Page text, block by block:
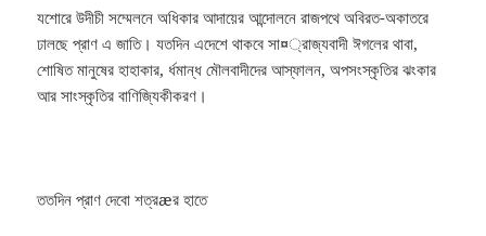
যশোরে উদীচী সম্মেলনে অধিকার আদায়ের আন্দোলনে রাজপথে অবিরত-অকাতরে
ঢালছে প্রাণ এ জাতি। যতদিন এদেশে থাকবে সা¤্রাজ্যবাদী ঈগলের থাবা,
শোষিত মানুষের হাহাকার, র্ধমান্ধ মৌলবাদীদের আস্ফালন, অপসংস্কৃতির ঝংকার
আর সাংস্কৃতির বাণিজ্যিকীকরণ।
ততদিন প্রাণ দেবো শত্রæর হাতে